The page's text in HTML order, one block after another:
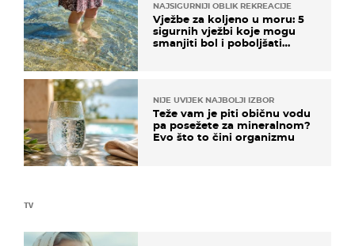
TV
NAJSIGURNIJI OBLIK REKREACIJE
Vježbe za koljeno u moru: 5
sigurnih vježbi koje mogu
smanjiti bol i poboljšati
NIJE UVIJEK NAJBOLJI IZBOR
Teže vam je piti običnu vodu
pa posežete za mineralnom?
Evo što to čini organizmu